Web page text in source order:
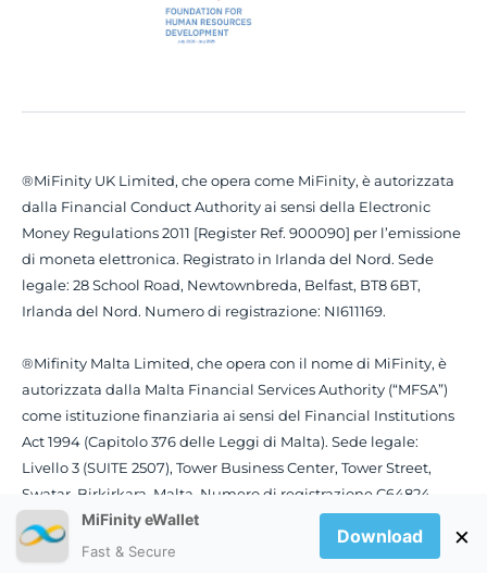
®MiFinity UK Limited, che opera come MiFinity, è autorizzata
dalla Financial Conduct Authority ai sensi della Electronic
Money Regulations 2011 [Register Ref. 900090] per l’emissione
di moneta elettronica. Registrato in Irlanda del Nord. Sede
legale: 28 School Road, Newtownbreda, Belfast, BT8 6BT,
Irlanda del Nord. Numero di registrazione: NI611169.
®Mifinity Malta Limited, che opera con il nome di MiFinity, è
autorizzata dalla Malta Financial Services Authority (“MFSA”)
come istituzione finanziaria ai sensi del Financial Institutions
Act 1994 (Capitolo 376 delle Leggi di Malta). Sede legale:
Livello 3 (SUITE 2507), Tower Business Center, Tower Street,
Swatar, Birkirkara, Malta. Numero di registrazione C64824.
MiFinity eWallet
Fast & Secure
Download ×